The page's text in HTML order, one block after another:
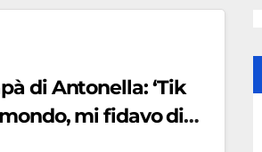
di Antonella: ‘Tik
mi fidavo di